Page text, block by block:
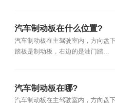
汽车制动板在什么位置?
汽车制动板在主驾驶室内，方向盘
踏板是制动板，右边的是油门踏...
汽车制动板在哪?
汽车制动板在主驾驶室内，方向盘